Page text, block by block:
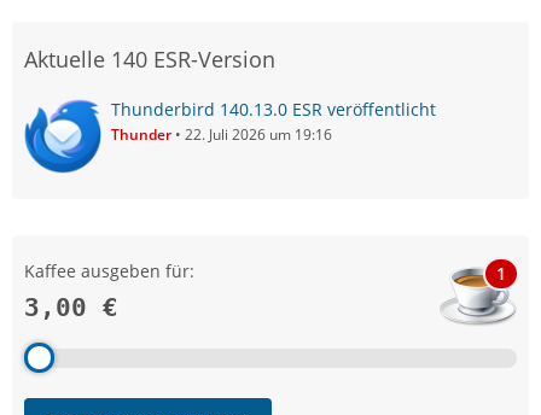
Aktuelle 140 ESR-Version
Thunderbird 140.13.0 ESR veröffentlicht
Thunder 22. Juli 2026 um 19:16
Kaffee ausgeben für:
3,00 €
1